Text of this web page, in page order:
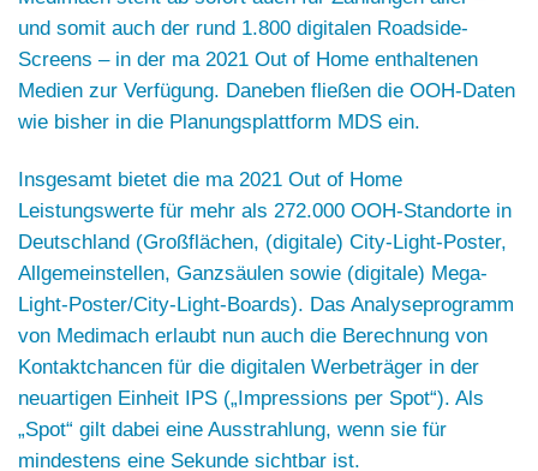
und somit auch der rund 1.800 digitalen Roadside-
Screens – in der ma 2021 Out of Home enthaltenen
Medien zur Verfügung. Daneben fließen die OOH-Daten
wie bisher in die Planungsplattform MDS ein.
Insgesamt bietet die ma 2021 Out of Home
Leistungswerte für mehr als 272.000 OOH-Standorte in
Deutschland (Großflächen, (digitale) City-Light-Poster,
Allgemeinstellen, Ganzsäulen sowie (digitale) Mega-
Light-Poster/City-Light-Boards). Das Analyseprogramm
von Medimach erlaubt nun auch die Berechnung von
Kontaktchancen für die digitalen Werbeträger in der
neuartigen Einheit IPS („Impressions per Spot“). Als
„Spot“ gilt dabei eine Ausstrahlung, wenn sie für
mindestens eine Sekunde sichtbar ist.